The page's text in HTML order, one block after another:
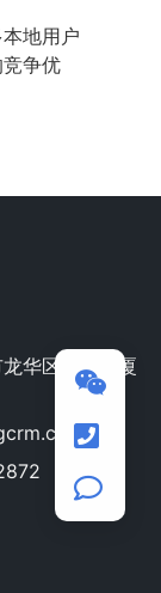
地用户
争优
华区荣群大厦